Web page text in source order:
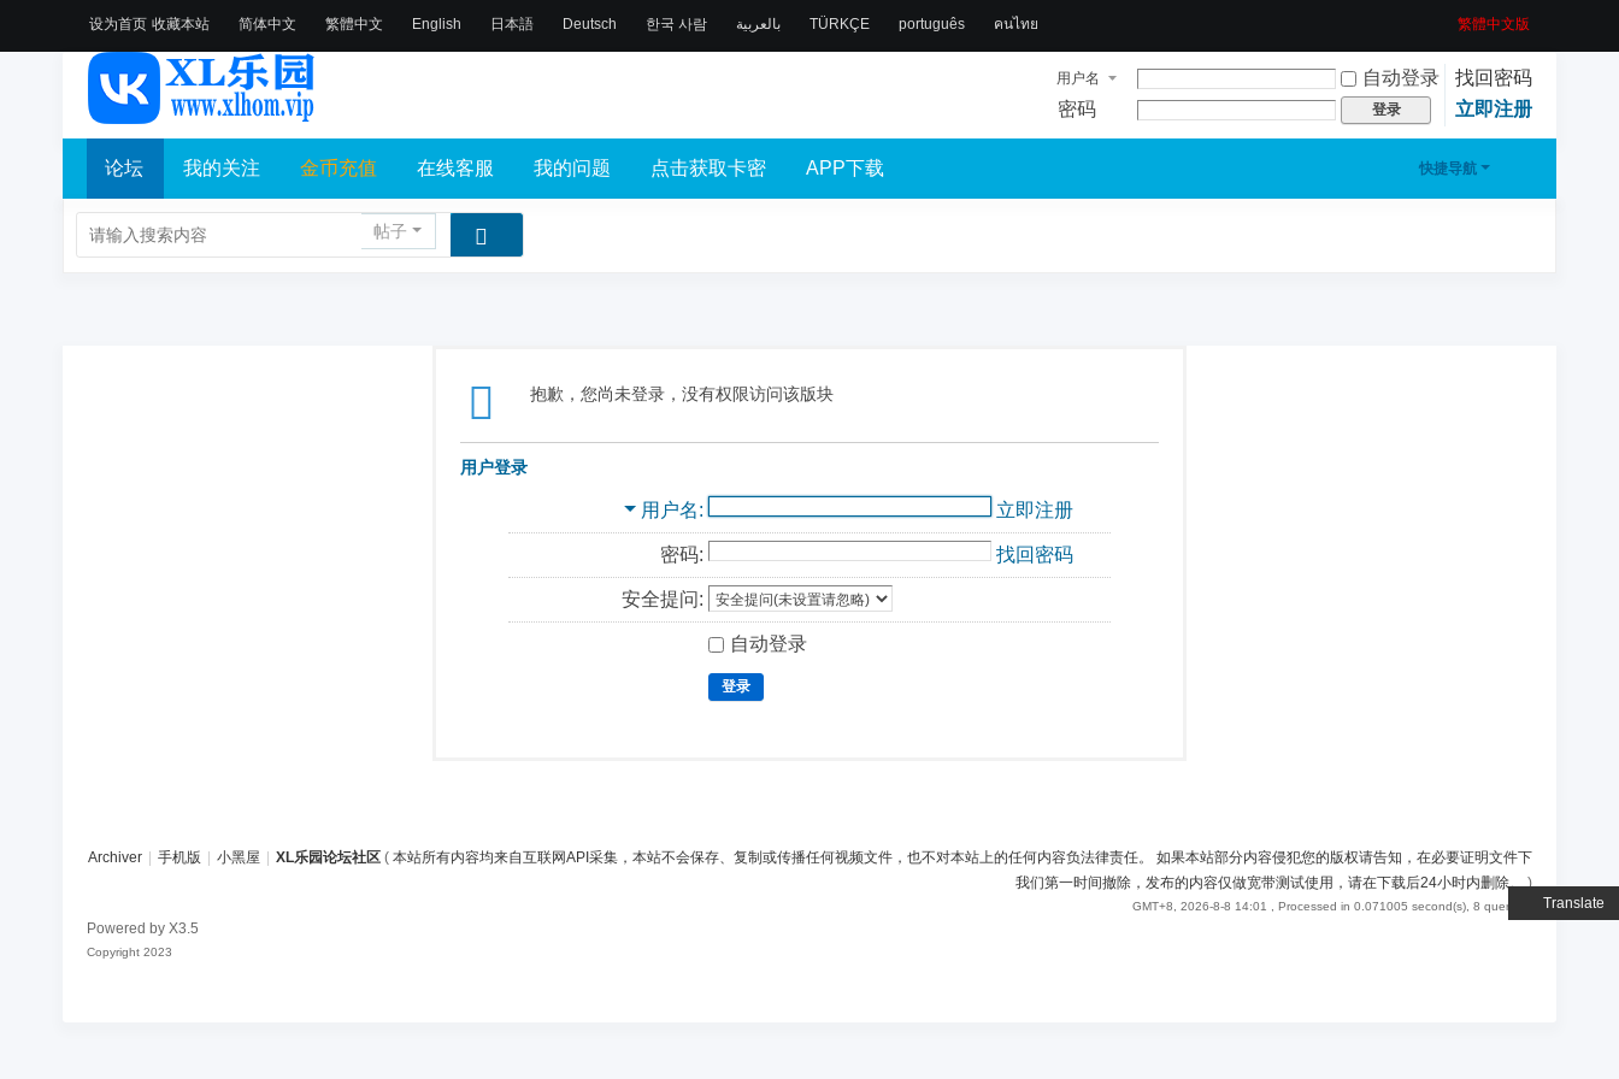
设为首页 收藏本站
Translate
简体中文 繁體中文 English 日本語 Deutsch 한국 사람 بالعربية TÜRKÇE português คนไทย 繁體中文版
用户名 自动登录
找回密码
密码
登录 立即注册
快捷导航
论坛 我的关注 金币充值 在线客服 我的问题 点击获取卡密 APP下载
帖子
抱歉，您尚未登录，没有权限访问该版块
用户登录
用户名 立即注册
密码: 找回密码
安全提问:
自动登录
登录
Archiver 手机版 小黑屋 XL乐园论坛社区 ( 本站所有内容均来自互联网API采集，本站不会保存、复制或传播任何视频文件，也不对本站上的任何内容负法律责任。 如果本站部分内容侵犯您的版权请告知，在必要证明文件下
我们第一时间撤除，发布的内容仅做宽带测试使用，请在下载后24小时内删除。)
GMT+8, 2026-8-8 14:01 , Processed in 0.071005 second(s), 8 queries .
Powered by X3.5
Copyright 2023